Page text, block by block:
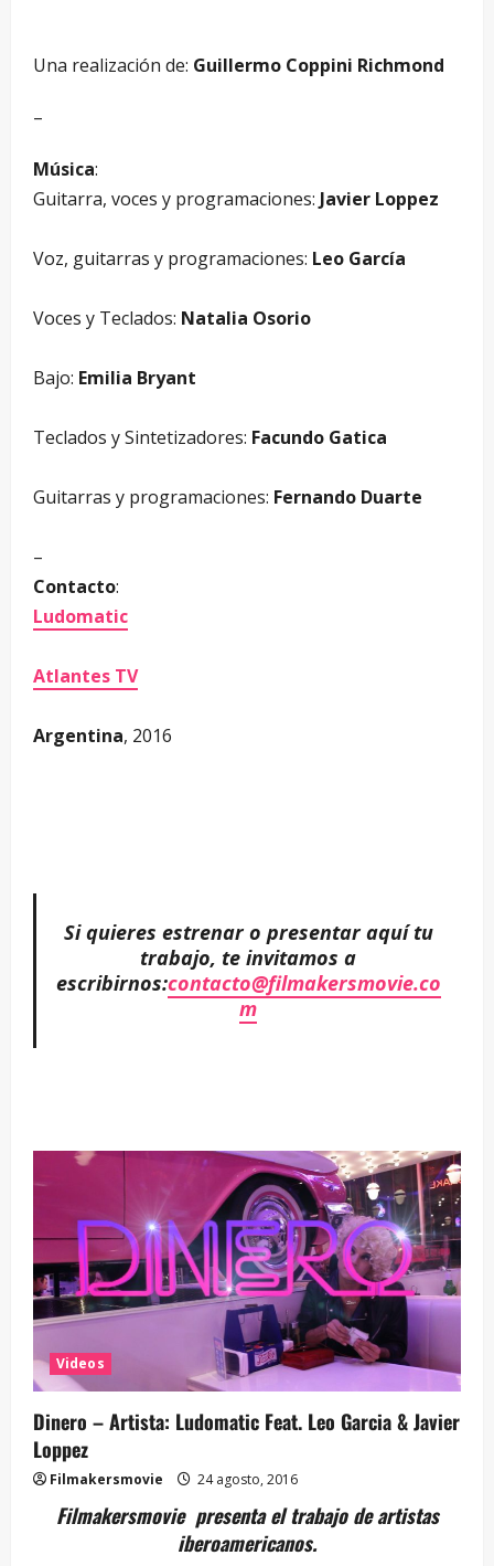
Una realización de: Guillermo Coppini Richmond
–
Música:
Guitarra, voces y programaciones: Javier Loppez
Voz, guitarras y programaciones: Leo García
Voces y Teclados: Natalia Osorio
Bajo: Emilia Bryant
Teclados y Sintetizadores: Facundo Gatica
Guitarras y programaciones: Fernando Duarte
–
Contacto:
Ludomatic
Atlantes TV
Argentina, 2016
Si quieres estrenar o presentar aquí tu
trabajo, te invitamos a
escribirnos:contacto@filmakersmovie.co
m
Videos
Dinero – Artista: Ludomatic Feat. Leo Garcia & Javier
Loppez
Filmakersmovie 24 agosto, 2016
Filmakersmovie presenta el trabajo de artistas
iberoamericanos.